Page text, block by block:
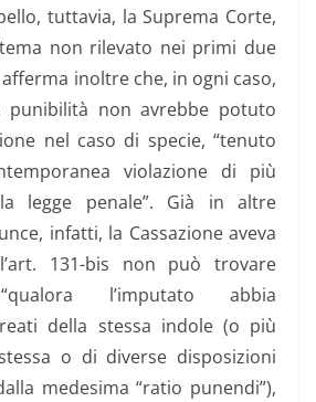
tuttavia, la Suprema Corte,
non rilevato nei primi due
inoltre che, in ogni caso,
punibilità non avrebbe potuto
nel caso di specie, “tenuto
violazione di più
legge penale”. Già in altre
infatti, la Cassazione aveva
131-bis non può trovare
l’imputato abbia
della stessa indole (o più
o di diverse disposizioni
medesima “ratio punendi”),